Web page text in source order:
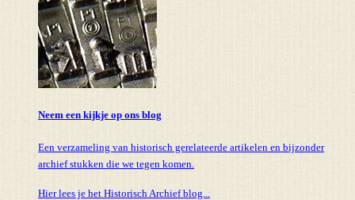
Neem een kijkje op ons blog
Een verzameling van historisch gerelateerde artikelen en bijzonder
archief stukken die we tegen komen.
Hier lees je het Historisch Archief blog...